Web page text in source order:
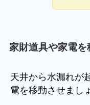
家財道具や家電
天井から水漏れが
電を移動させまし